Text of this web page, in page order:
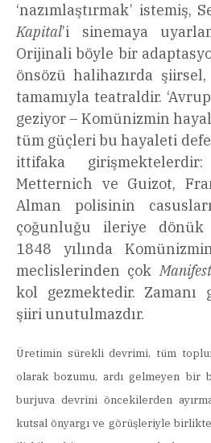
‘nazımlaştırmak’ istemiş,
Kapital’i sinemaya
Orijinali böyle bir
önsözü halihazırda
tamamıyla teatraldir.
geziyor – Komünizmin
tüm güçleri bu hayaleti
ittifaka
Metternich ve Guizot,
Alman polisinin
çoğunluğu ileriye
1848 yılında
meclislerinden çok
kol gezmektedir. Zamanı
şiiri unutulmazdır.
Üretimin sürekli devrimi, tüm
olarak bozumu, ardı gelmeyen bir
burjuva devrini öncekilerden
kutsal önyargı ve görüşleriyle